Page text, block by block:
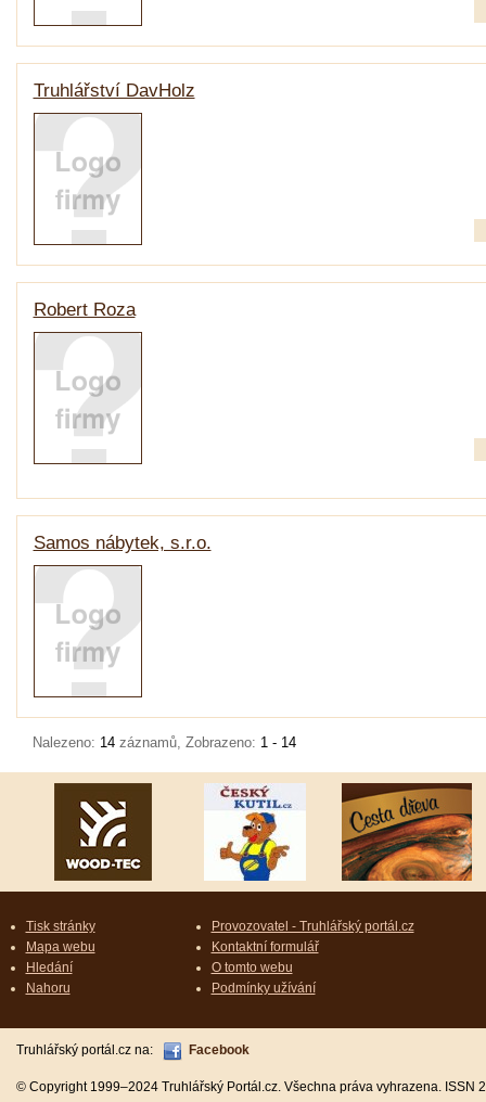
Truhlářství DavHolz
Robert Roza
Samos nábytek, s.r.o.
Nalezeno: 14 záznamů, Zobrazeno: 1 - 14
Tisk stránky
Mapa webu
Hledání
Nahoru
Provozovatel - Truhlářský portál.cz
Kontaktní formulář
O tomto webu
Podmínky užívání
Truhlářský portál.cz na: Facebook
© Copyright 1999–2024 Truhlářský Portál.cz. Všechna práva vyhrazena.